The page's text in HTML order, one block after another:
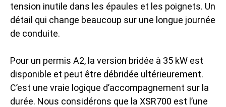
tension inutile dans les épaules et les poignets. Un
détail qui change beaucoup sur une longue journée
de conduite.
Pour un permis A2, la version bridée à 35 kW est
disponible et peut être débridée ultérieurement.
C’est une vraie logique d’accompagnement sur la
durée. Nous considérons que la XSR700 est l’une